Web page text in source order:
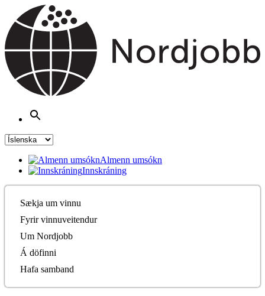
Almenn umsókn
Innskráning
Sækja um vinnu
Fyrir vinnuveitendur
Um Nordjobb
Á döfinni
Hafa samband